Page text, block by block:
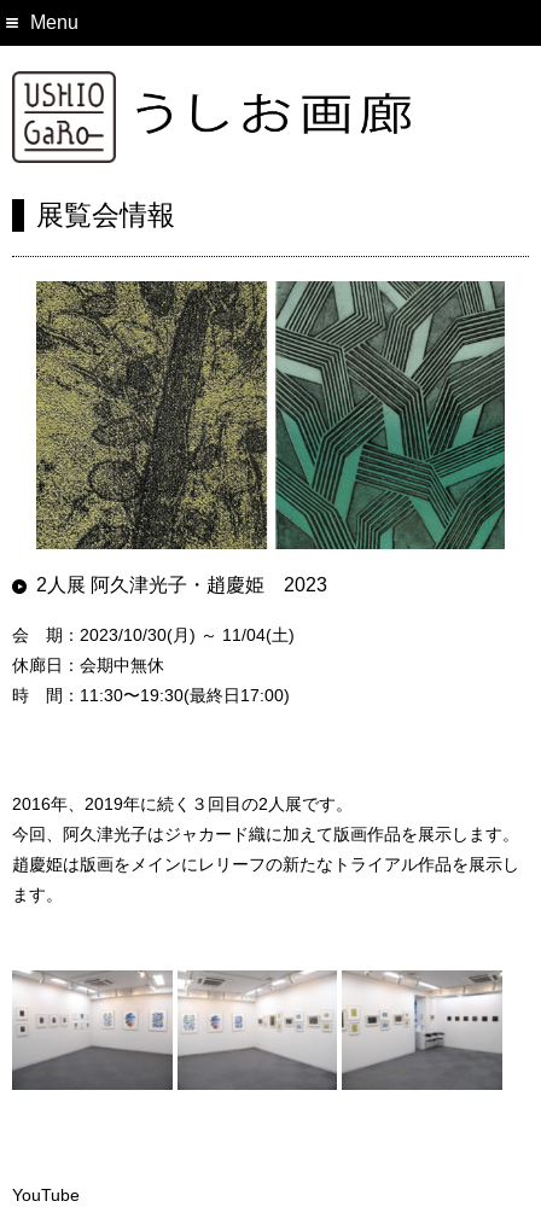
Menu
展覧会情報
2人展 阿久津光子・趙慶姫 2023
会 期：2023/10/30(月) ～ 11/04(土)
休廊日：会期中無休
時 間：11:30〜19:30(最終日17:00)
2016年、2019年に続く３回目の2人展です。
今回、阿久津光子はジャカード織に加えて版画作品を展示します。
趙慶姫は版画をメインにレリーフの新たなトライアル作品を展示し
ます。
YouTube